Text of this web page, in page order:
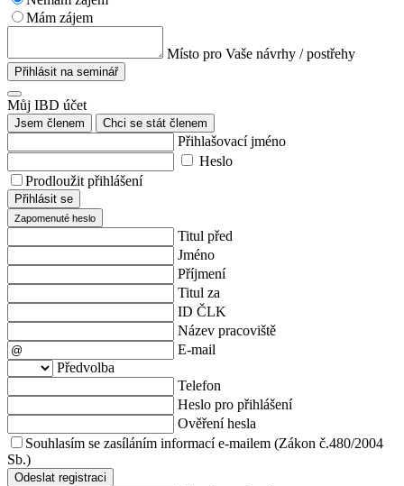
Mám zájem
Místo pro Vaše návrhy / postřehy
Přihlásit na seminář
Můj IBD účet
Jsem členem Chci se stát členem
Přihlašovací jméno
Heslo
Prodloužit přihlášení
Přihlásit se
Zapomenuté heslo
Titul před
Jméno
Příjmení
Titul za
ID ČLK
Název pracoviště
E-mail
Předvolba
Telefon
Heslo pro přihlášení
Ověření hesla
Souhlasím se zasíláním informací e-mailem (Zákon č.480/2004
Sb.)
Odeslat registraci